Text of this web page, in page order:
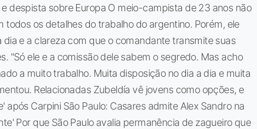
despista sobre Europa O meio-campista de 23 anos não
todos os detalhes do trabalho do argentino. Porém, ele
e a clareza com que o comandante transmite suas
"Só ele e a comissão dele sabem o segredo. Mas acho
a muito trabalho. Muita disposição no dia a dia e muita
Relacionadas Zubeldía vê jovens como opções, e
após Carpini São Paulo: Casares admite Alex Sandro na
Por que São Paulo avalia permanência de zagueiro que